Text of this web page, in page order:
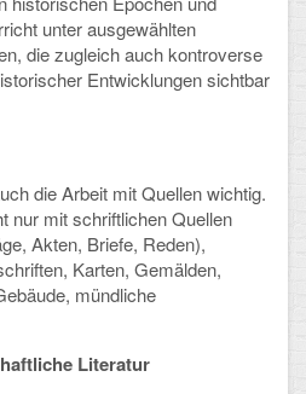
und Tauschordner)
unter ausgewählten
die zugleich auch kontroverse
Entwicklungen sichtbar
die Arbeit mit Quellen wichtig.
nur mit schriftlichen Quellen
Akten, Briefe, Reden),
Karten, Gemälden,
mündliche
Literatur